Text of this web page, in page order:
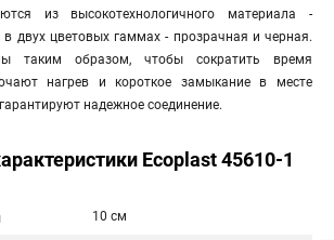
из высокотехнологичного материала -
двух цветовых гаммах - прозрачная и черная.
таким образом, чтобы сократить время
нагрев и короткое замыкание в месте
надежное соединение.
Ecoplast 45610-1
10 см